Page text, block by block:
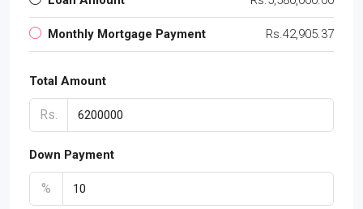
Monthly Mortgage Payment Rs.42,905.37
Total Amount
Rs.
Down Payment
%